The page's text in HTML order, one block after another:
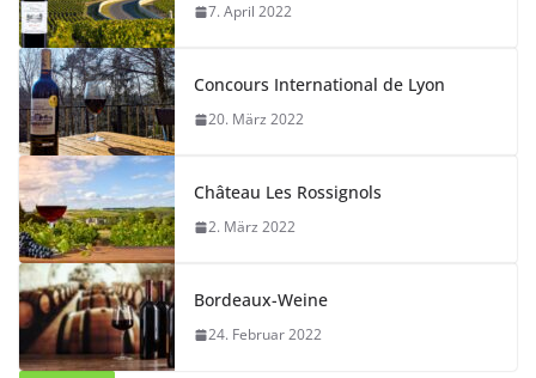
7. April 2022
Concours International de Lyon
20. März 2022
Château Les Rossignols
2. März 2022
Bordeaux-Weine
24. Februar 2022